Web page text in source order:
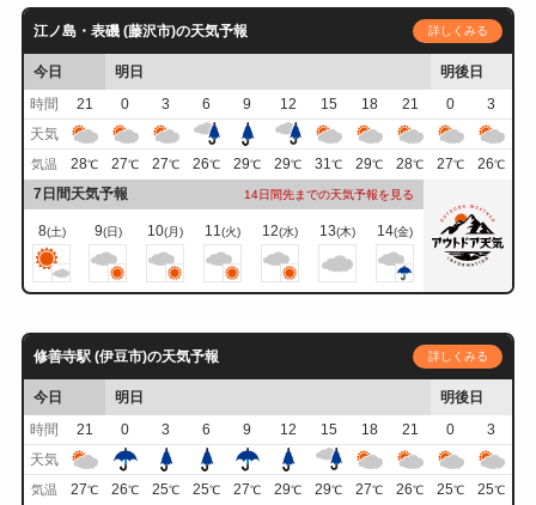
江ノ島・表磯 (藤沢市)の天気予報 詳しくみる
今日 明日
明後日
時間
21 0 3 6 9 12 15 18 21 0
3
天気
気温 28℃ 27℃ 27℃ 26℃ 29℃ 29℃ 31℃ 29℃ 28℃ 27℃ 26℃
7日間天気予報 14日間先までの天気予報を見る
8(土) 9(日) 10(月) 11 (火) 12(水) 13(木) 14(金)
修善寺駅 (伊豆市)の天気予報 詳しくみる
今日 明日
明後日
時間
21 0 3 6 9 12 15 18 21 0
3
天気
気温 27℃ 26℃ 25℃ 25℃ 27℃ 29℃ 29℃ 27℃ 26℃ 25℃ 25℃